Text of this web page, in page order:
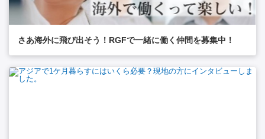
さあ海外に飛び出そう！RGFで一緒に働く仲間を募集中！